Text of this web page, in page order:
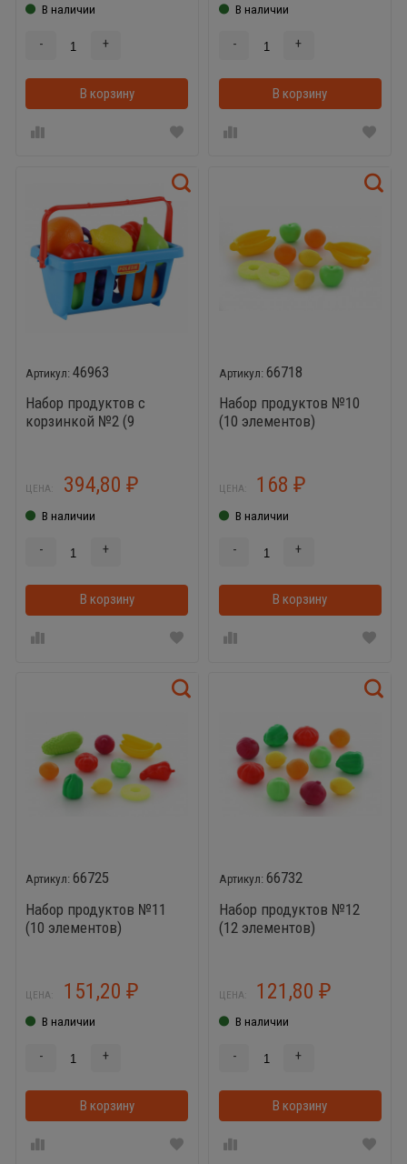
В наличии
- +
В корзину В корзинке
В наличии
- +
В корзину
46963
Набор продуктов с
корзинкой №2 (9
ЦЕНА: 394,80 ₽
В наличии
- +
В корзину В корзинке
66718
Набор продуктов №10
(10 элементов)
ЦЕНА: 168₽
В наличии
- +
В корзину
66725
Набор продуктов №11
(10 элементов)
ЦЕНА: 151,20 ₽
В наличии
- +
В корзину В корзинке
66732
Набор продуктов №12
(12 элементов)
ЦЕНА: 121,80₽
В наличии
- +
В корзину